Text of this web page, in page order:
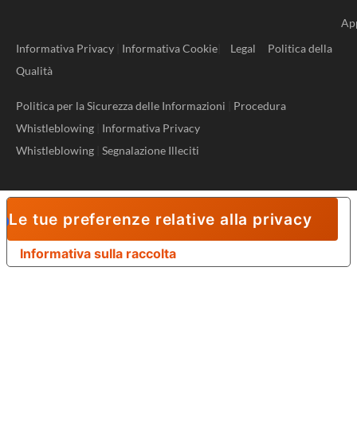
Informativa Privacy
Informativa Cookie Legal
Politica della
Qualità
Politica per la Sicurezza delle Informazioni
Procedura
Whistleblowing
Informativa Privacy
Whistleblowing Segnalazione Illeciti
Informativa sulla raccolta
Le tue preferenze relative alla privacy